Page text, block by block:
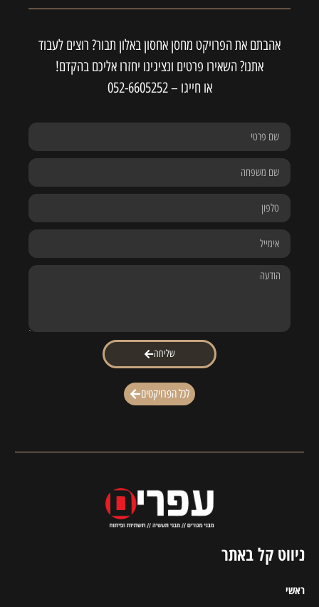
אהבתם את הפרויקט מחסן אחסון באלון תבור? רוצים לעבוד
אתנו? השאירו פרטים ונציגינו יחזרו אליכם בהקדם!
או חייגו –052-6605252
שליחה
לכל הפרויקטים
ניווט קל באתר
ראשי